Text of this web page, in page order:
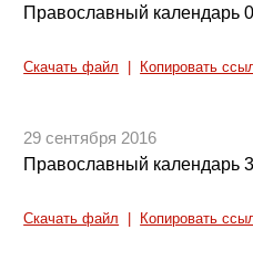
Православный календарь
Скачать файл Копировать
29 сентября 2016
Православный календарь
Скачать файл Копировать